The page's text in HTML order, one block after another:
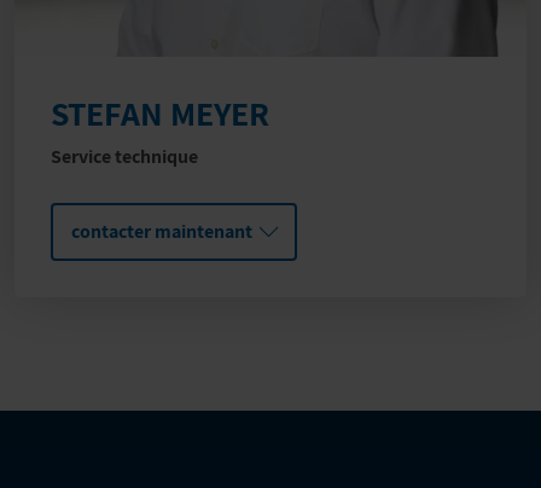
STEFAN MEYER
Service technique
contacter maintenant